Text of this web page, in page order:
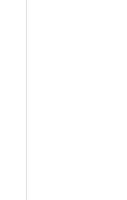
Рекомендации по обеспечению